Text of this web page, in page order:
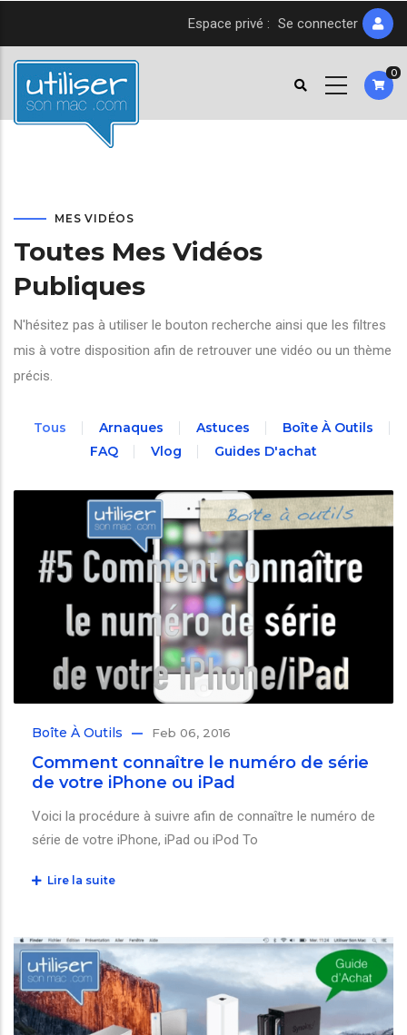
contenu
principal
Espace privé : Se connecter
0
MES VIDÉOS
Toutes Mes Vidéos
Publiques
N'hésitez pas à utiliser le bouton recherche ainsi que les filtres
mis à votre disposition afin de retrouver une vidéo ou un thème
précis.
Tous Arnaques Astuces
Boîte À Outils
FAQ
Vlog Guides D'achat
Boîte À Outils Feb 06, 2016
Comment connaître le numéro de série
de votre iPhone ou iPad
Voici la procédure à suivre afin de connaître le numéro de
série de votre iPhone, iPad ou iPod To
Lire la suite